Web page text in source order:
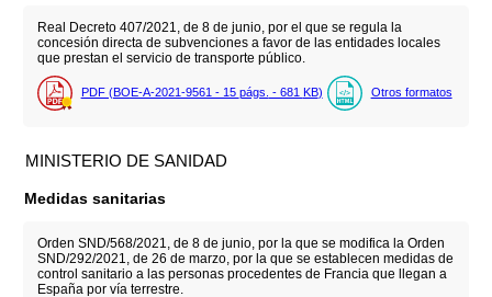
Real Decreto 407/2021, de 8 de junio, por el que se regula la
concesión directa de subvenciones a favor de las entidades locales
que prestan el servicio de transporte público.
PDF (BOE-A-2021-9561 - 15 págs. - 681 KB) Otros formatos
MINISTERIO DE SANIDAD
Medidas sanitarias
Orden SND/568/2021, de 8 de junio, por la que se modifica la Orden
SND/292/2021, de 26 de marzo, por la que se establecen medidas de
control sanitario a las personas procedentes de Francia que llegan a
España por vía terrestre.